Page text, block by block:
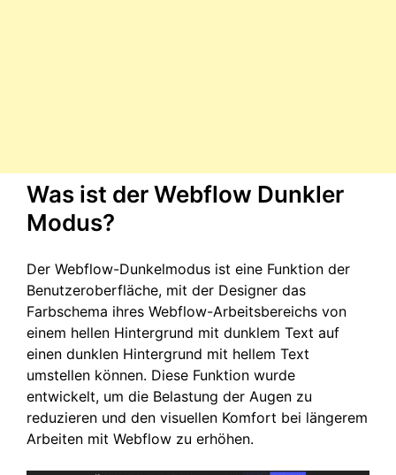
Was ist der Webflow Dunkler
Modus?
Der Webflow-Dunkelmodus ist eine Funktion der
Benutzeroberfläche, mit der Designer das
Farbschema ihres Webflow-Arbeitsbereichs von
einem hellen Hintergrund mit dunklem Text auf
einen dunklen Hintergrund mit hellem Text
umstellen können. Diese Funktion wurde
entwickelt, um die Belastung der Augen zu
reduzieren und den visuellen Komfort bei längerem
Arbeiten mit Webflow zu erhöhen.